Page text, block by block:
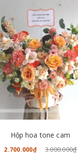
Hộp hoa tone cam
2.700.000₫ 3.000.000₫